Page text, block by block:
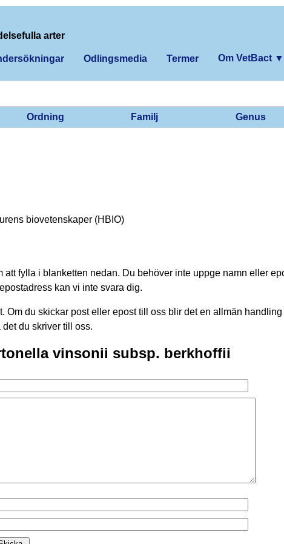
arter
Odlingsmedia Termer Om VetBact ▼
Ordning Familj Genus
biovetenskaper (HBIO)
att fylla i blanketten nedan. Du behöver inte uppge namn eller
kan vi inte svara dig.
Om du skickar post eller epost till oss blir det en allmän
du skriver till oss.
vinsonii subsp. berkhoffii